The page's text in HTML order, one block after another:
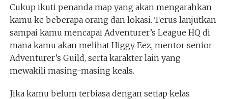
Cukup ikuti penanda map yang akan mengarahkan
kamu ke beberapa orang dan lokasi. Terus lanjutkan
sampai kamu mencapai Adventurer’s League HQ di
mana kamu akan melihat Higgy Eez, mentor senior
Adventurer’s Guild, serta karakter lain yang
mewakili masing-masing keals.
Jika kamu belum terbiasa dengan setiap kelas